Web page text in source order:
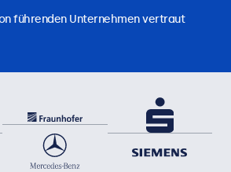
führenden Unternehmen vertraut